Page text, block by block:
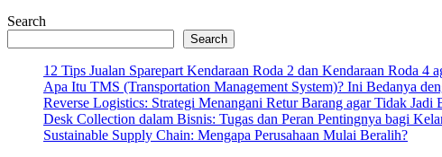
Search
Search
12 Tips Jualan Sparepart Kendaraan Roda 2 dan Kendaraan Roda 4
Apa Itu TMS (Transportation Management System)? Ini Bedanya
Reverse Logistics: Strategi Menangani Retur Barang agar Tidak Jadi
Desk Collection dalam Bisnis: Tugas dan Peran Pentingnya bagi
Sustainable Supply Chain: Mengapa Perusahaan Mulai Beralih?